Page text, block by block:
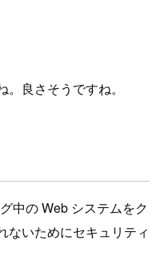
良さそうですね。
中の Web システムをク
ないためにセキュリティ